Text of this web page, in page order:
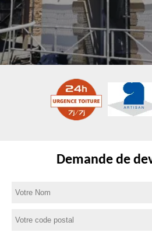
Demande de